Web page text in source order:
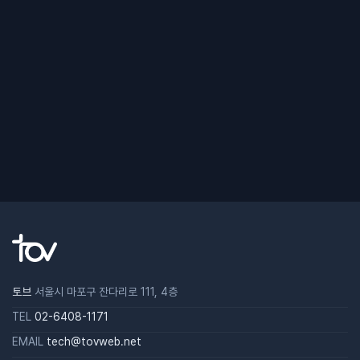
토브 서울시 마포구 잔다리로 111, 4층
TEL 02-6408-1171
EMAIL tech@tovweb.net